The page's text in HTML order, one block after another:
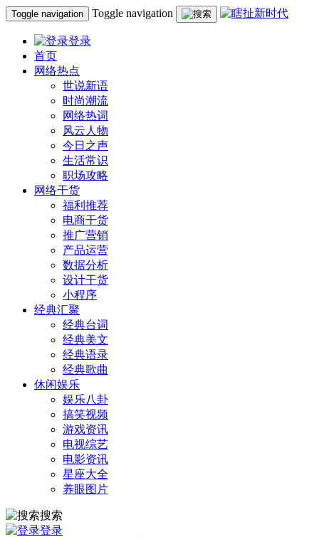
Toggle navigation Toggle navigation
登录
首页
网络热点
世说新语
时尚潮流
网络热词
风云人物
今日之声
生活常识
职场攻略
网络干货
福利推荐
电商干货
推广营销
产品运营
数据分析
设计干货
小程序
经典汇聚
经典台词
经典美文
经典语录
经典歌曲
休闲娱乐
娱乐八卦
搞笑视频
游戏资讯
电视综艺
电影资讯
星座大全
养眼图片
搜索
登录